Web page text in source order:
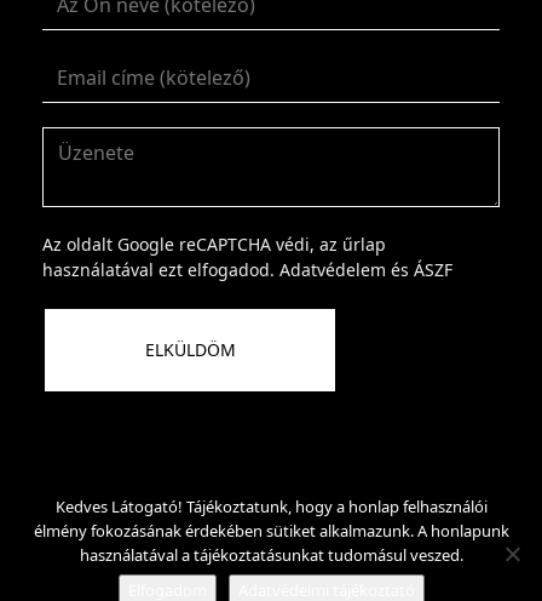
Az oldalt Google reCAPTCHA védi, az űrlap
használatával ezt elfogadod. Adatvédelem és ÁSZF
Copyright © 2018 Csupor Ágnes |Adatvédelmi
tájékoztató
Kedves Látogató! Tájékoztatunk, hogy a honlap felhasználói
élmény fokozásának érdekében sütiket alkalmazunk. A honlapunk
használatával a tájékoztatásunkat tudomásul veszed.